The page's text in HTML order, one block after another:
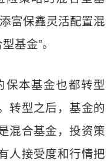
富保鑫灵活配置混
基金”。
保本基金也都转型
转型之后，基金的
混合基金，投资策
人接受度和行情把